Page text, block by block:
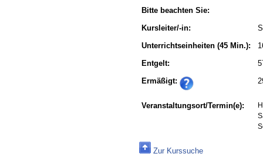
Bitte beachten Sie:
Kursleiter/-in:
Unterrichtseinheiten (45 Min.):
Entgelt:
Ermäßigt:
Veranstaltungsort/Termin(e):
Zur Kurssuche